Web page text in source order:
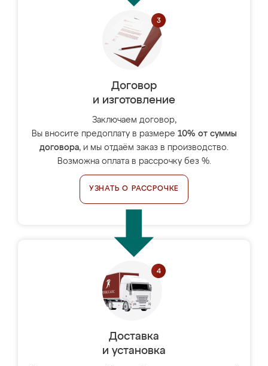
Договор
и изготовление
Заключаем договор,
Вы вносите предоплату в размере 10% от суммы
договора, и мы отдаём заказ в производство.
Возможна оплата в рассрочку без %.
УЗНАТЬ О РАССРОЧКЕ
Доставка
и установка